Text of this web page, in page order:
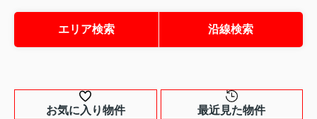
エリア検索 沿線検索
お気に入り物件 最近見た物件